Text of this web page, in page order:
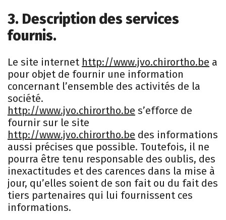
3. Description des services
fournis.
Le site internet http://www.jvo.chirortho.be a
pour objet de fournir une information
concernant l’ensemble des activités de la
société.
http://www.jvo.chirortho.be s’efforce de
fournir sur le site
http://www.jvo.chirortho.be des informations
aussi précises que possible. Toutefois, il ne
pourra être tenu responsable des oublis, des
inexactitudes et des carences dans la mise à
jour, qu’elles soient de son fait ou du fait des
tiers partenaires qui lui fournissent ces
informations.